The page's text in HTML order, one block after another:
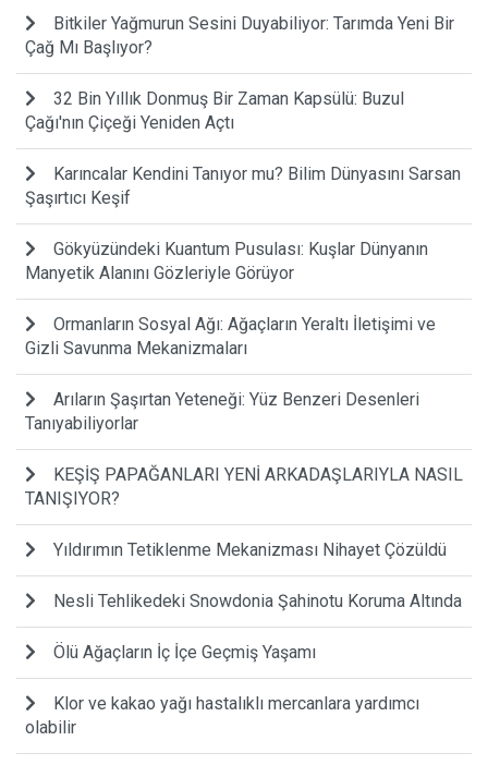
Bitkiler Yağmurun Sesini Duyabiliyor: Tarımda Yeni Bir
Çağ Mı Başlıyor?
32 Bin Yıllık Donmuş Bir Zaman Kapsülü: Buzul
Çağı'nın Çiçeği Yeniden Açtı
Karıncalar Kendini Tanıyor mu? Bilim Dünyasını Sarsan
Şaşırtıcı Keşif
Gökyüzündeki Kuantum Pusulası: Kuşlar Dünyanın
Manyetik Alanını Gözleriyle Görüyor
Ormanların Sosyal Ağı: Ağaçların Yeraltı İletişimi ve
Gizli Savunma Mekanizmaları
Arıların Şaşırtan Yeteneği: Yüz Benzeri Desenleri
Tanıyabiliyorlar
KEŞİŞ PAPAĞANLARI YENİ ARKADAŞLARIYLA NASIL
TANIŞIYOR?
Yıldırımın Tetiklenme Mekanizması Nihayet Çözüldü
Nesli Tehlikedeki Snowdonia Şahinotu Koruma Altında
Ölü Ağaçların İç İçe Geçmiş Yaşamı
Klor ve kakao yağı hastalıklı mercanlara yardımcı
olabilir